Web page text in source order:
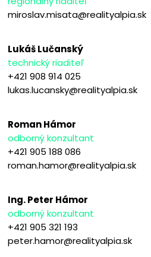
miroslav.misata@realityalpia.sk
Lukáš Lučanský
technický riaditeľ
+421 908 914 025
lukas.lucansky@realityalpia.sk
Roman Hámor
odborný konzultant
+421 905 188 086
roman.hamor@realityalpia.sk
Ing. Peter Hámor
odborný konzultant
+421 905 321 193
peter.hamor@realityalpia.sk